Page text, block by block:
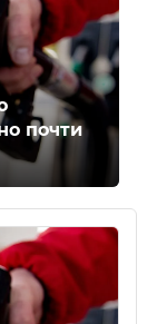
почти